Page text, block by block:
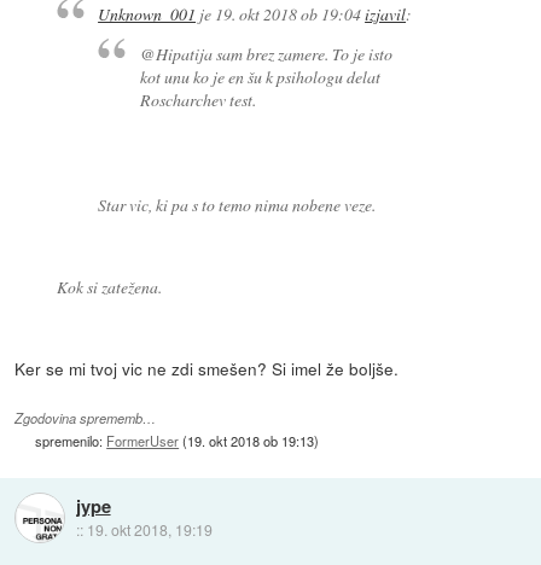
Unknown_001 je 19. okt 2018 ob 19:04izjavil:
@Hipatija sam brez zamere. To je isto
kot unu ko je en šu k psihologu delat
Roscharchev test.
Star vic, ki pa s to temo nima nobene veze.
Kok si zatežena.
Ker se mi tvoj vic ne zdi smešen? Si imel že boljše.
Zgodovina sprememb…
spremenilo: FormerUser(19. okt 2018 ob 19:13)
jype
:: 19. okt 2018, 19:19